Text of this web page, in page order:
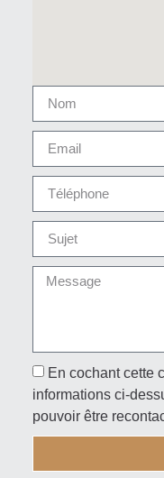
En cochant cette
informations ci-
pouvoir être